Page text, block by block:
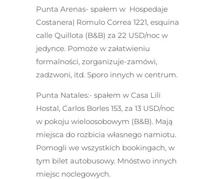
Punta Arenas- spałem w Hospedaje
Costanera| Romulo Correa 1221, esquina
calle Quillota (B&B) za 22 USD/noc w
jedynce. Pomoże w załatwieniu
formalności, zorganizuje-zamówi,
zadzwoni, itd. Sporo innych w centrum.
Punta Natales:- spałem w Casa Lili
Hostal, Carlos Borles 153, za 13 USD/noc
w pokoju wieloosobowym (B&B). Mają
miejsca do rozbicia własnego namiotu.
Pomogli we wszystkich bookingach, w
tym bilet autobusowy. Mnóstwo innych
miejsc noclegowych.